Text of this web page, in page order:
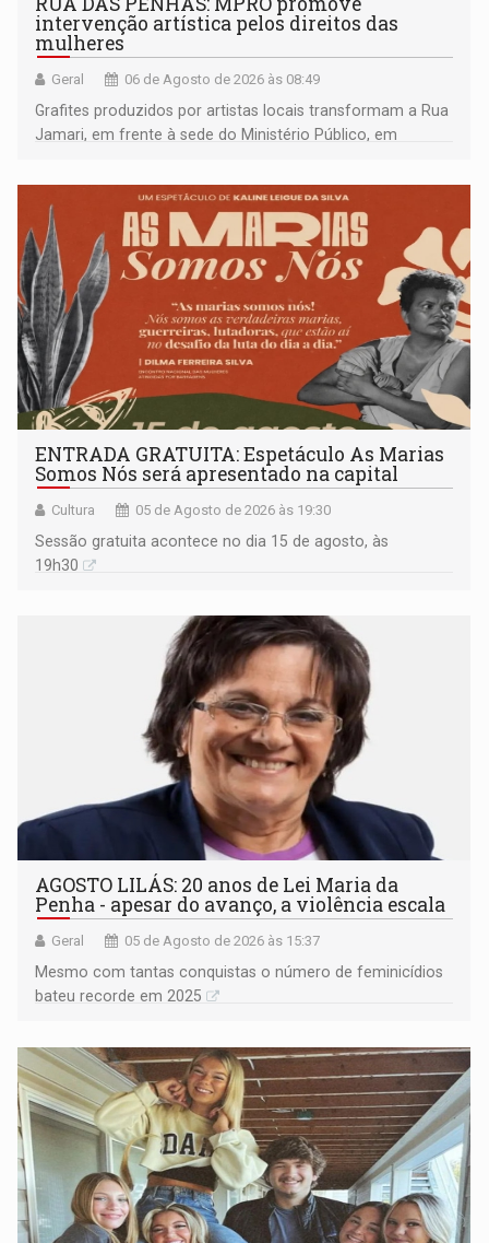
intervenção artística pelos direitos das
mulheres
Geral 06 de Agosto de 2026 às 08:49
Grafites produzidos por artistas locais transformam a Rua
Jamari, em frente à sede do Ministério Público, em
da Penha e o enfrentamento à violência
ENTRADA GRATUITA: Espetáculo As Marias
Somos Nós será apresentado na capital
Cultura 05 de Agosto de 2026 às 19:30
Sessão gratuita acontece no dia 15 de agosto, às
19h30
AGOSTO LILÁS: 20 anos de Lei Maria da
Penha - apesar do avanço, a violência escala
Geral 05 de Agosto de 2026 às 15:37
Mesmo com tantas conquistas o número de feminicídios
bateu recorde em 2025